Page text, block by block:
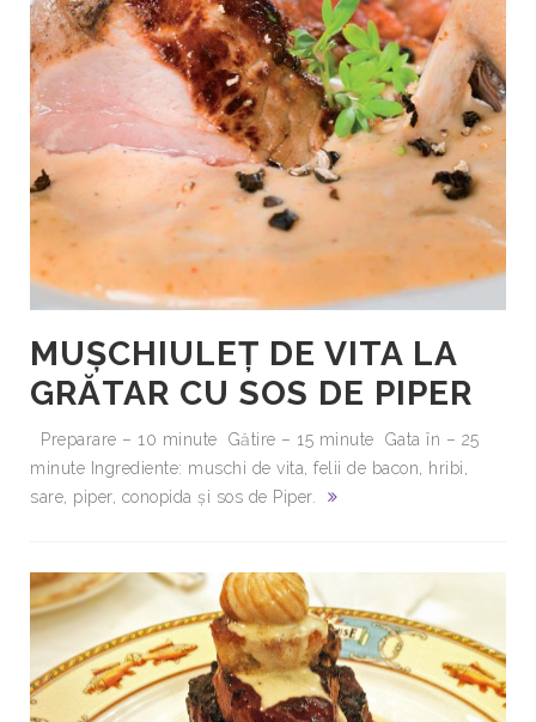
MUȘCHIULEȚ DE VITA LA
GRĂTAR CU SOS DE PIPER
Preparare – 10 minute Gătire – 15 minute Gata în – 25
minute Ingrediente: muschi de vita, felii de bacon, hribi,
sare, piper, conopida și sos de Piper.